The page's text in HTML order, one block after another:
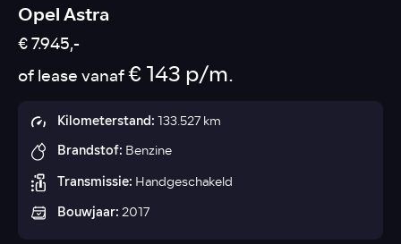
Opel Astra
€ 7.945,-
of lease vanaf€ 143 p/m.
Kilometerstand:133.527 km
Brandstof: Benzine
Transmissie: Handgeschakeld
Bouwjaar:2017